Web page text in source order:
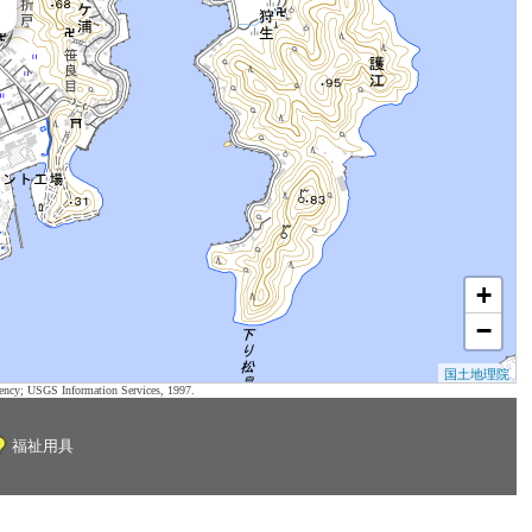
+
−
国土地理院
USGS Information Services, 1997.
福祉用具